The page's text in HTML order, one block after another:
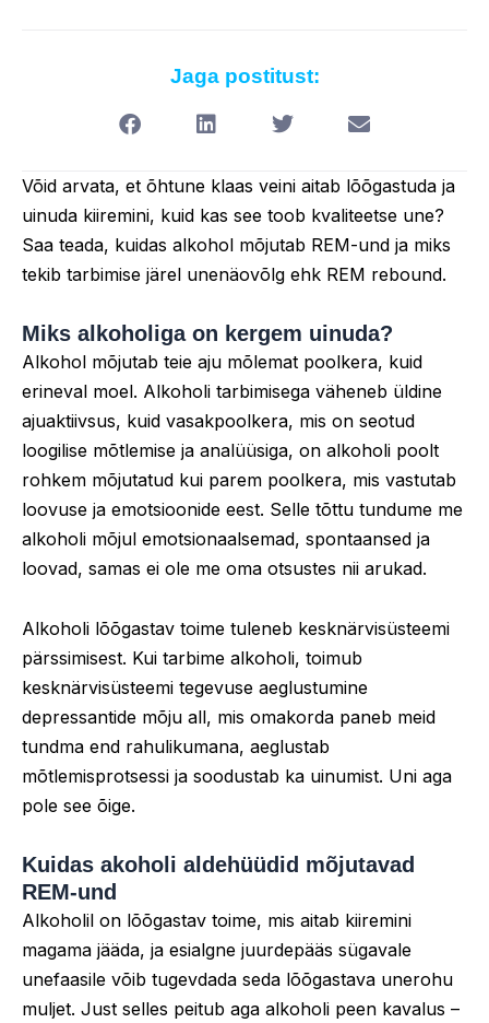
Jaga postitust:
Võid arvata, et õhtune klaas veini aitab lõõgastuda ja
uinuda kiiremini, kuid kas see toob kvaliteetse une?
Saa teada, kuidas alkohol mõjutab REM-und ja miks
tekib tarbimise järel unenäovõlg ehk REM rebound.
Miks alkoholiga on kergem uinuda?
Alkohol mõjutab teie aju mõlemat poolkera, kuid
erineval moel. Alkoholi tarbimisega väheneb üldine
ajuaktiivsus, kuid vasakpoolkera, mis on seotud
loogilise mõtlemise ja analüüsiga, on alkoholi poolt
rohkem mõjutatud kui parem poolkera, mis vastutab
loovuse ja emotsioonide eest. Selle tõttu tundume me
alkoholi mõjul emotsionaalsemad, spontaansed ja
loovad, samas ei ole me oma otsustes nii arukad.
Alkoholi lõõgastav toime tuleneb kesknärvisüsteemi
pärssimisest. Kui tarbime alkoholi, toimub
kesknärvisüsteemi tegevuse aeglustumine
depressantide mõju all, mis omakorda paneb meid
tundma end rahulikumana, aeglustab
mõtlemisprotsessi ja soodustab ka uinumist. Uni aga
pole see õige.
Kuidas akoholi aldehüüdid mõjutavad
REM-und
Alkoholil on lõõgastav toime, mis aitab kiiremini
magama jääda, ja esialgne juurdepääs sügavale
unefaasile võib tugevdada seda lõõgastava unerohu
muljet. Just selles peitub aga alkoholi peen kavalus –